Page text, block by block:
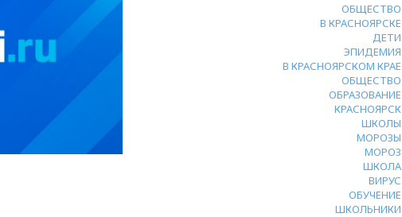
ОБЩЕСТВО
В КРАСНОЯРСКЕ
ДЕТИ
ЭПИДЕМИЯ
В КРАСНОЯРСКОМ КРАЕ
ОБЩЕСТВО
ОБРАЗОВАНИЕ
КРАСНОЯРСК
ШКОЛЫ
МОРОЗЫ
МОРОЗ
ШКОЛА
ВИРУС
ОБУЧЕНИЕ
ШКОЛЬНИКИ